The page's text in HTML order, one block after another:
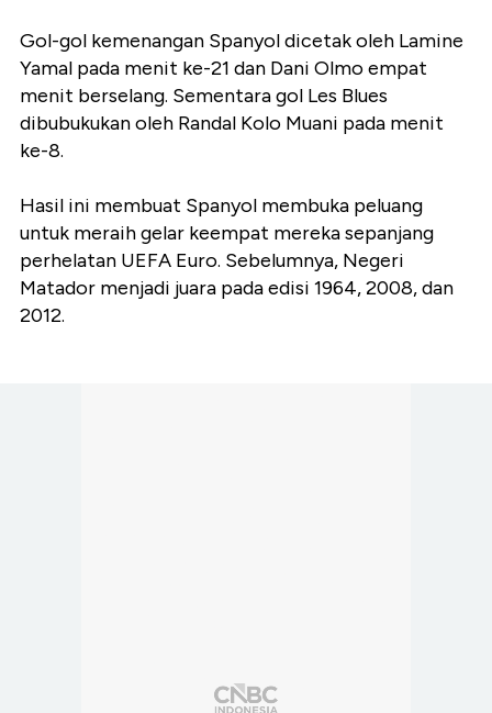
Gol-gol kemenangan Spanyol dicetak oleh Lamine
Yamal pada menit ke-21 dan Dani Olmo empat
menit berselang. Sementara gol Les Blues
dibubukukan oleh Randal Kolo Muani pada menit
ke-8.
Hasil ini membuat Spanyol membuka peluang
untuk meraih gelar keempat mereka sepanjang
perhelatan UEFA Euro. Sebelumnya, Negeri
Matador menjadi juara pada edisi 1964, 2008, dan
2012.